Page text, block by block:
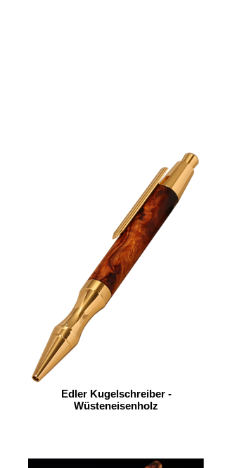
Edler Kugelschreiber -
Wüsteneisenholz